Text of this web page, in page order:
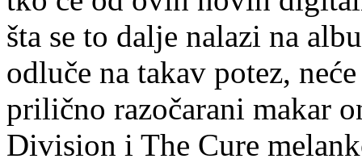
šta se to dalje nalazi na
odluče na takav potez,
prilično razočarani makar
Division i The Cure